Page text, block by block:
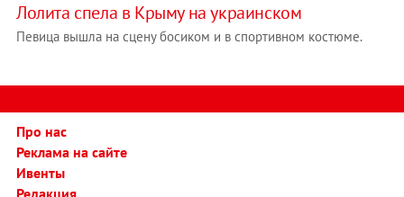
Лолита спела в Крыму на украинском
Певица вышла на сцену босиком и в спортивном костюме.
Про нас
Реклама на сайте
Ивенты